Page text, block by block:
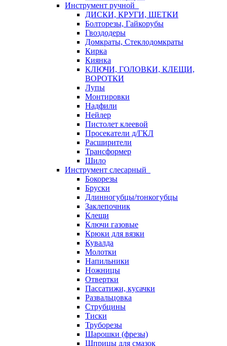
Инструмент ручной
ДИСКИ, КРУГИ, ЩЕТКИ
Болторезы, Гайкорубы
Гвоздодеры
Домкраты, Стеклодомкраты
Кирка
Киянка
КЛЮЧИ, ГОЛОВКИ, КЛЕЩИ,
ВОРОТКИ
Лупы
Монтировки
Надфили
Нейлер
Пистолет клеевой
Просекатели д/ГКЛ
Расширители
Трансформер
Шило
Инструмент слесарный
Бокорезы
Бруски
Длинногубцы/тонкогубцы
Заклепочник
Клещи
Ключи газовые
Крюки для вязки
Кувалда
Молотки
Напильники
Ножницы
Отвертки
Пассатижи, кусачки
Развальцовка
Струбцины
Тиски
Труборезы
Шарошки (фрезы)
Шприцы для смазок